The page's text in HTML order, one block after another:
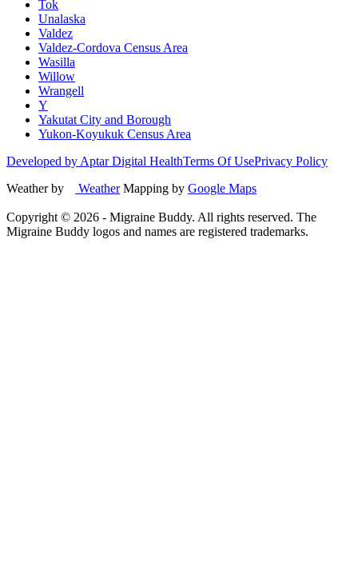
Tok
Unalaska
Valdez
Valdez-Cordova Census Area
Wasilla
Willow
Wrangell
Y
Yakutat City and Borough
Yukon-Koyukuk Census Area
Developed by Aptar Digital HealthTerms Of UsePrivacy Policy
Weather by
WeatherMapping by Google Maps
Copyright © 2026 - Migraine Buddy. All rights reserved. The
Migraine Buddy logos and names are registered trademarks.